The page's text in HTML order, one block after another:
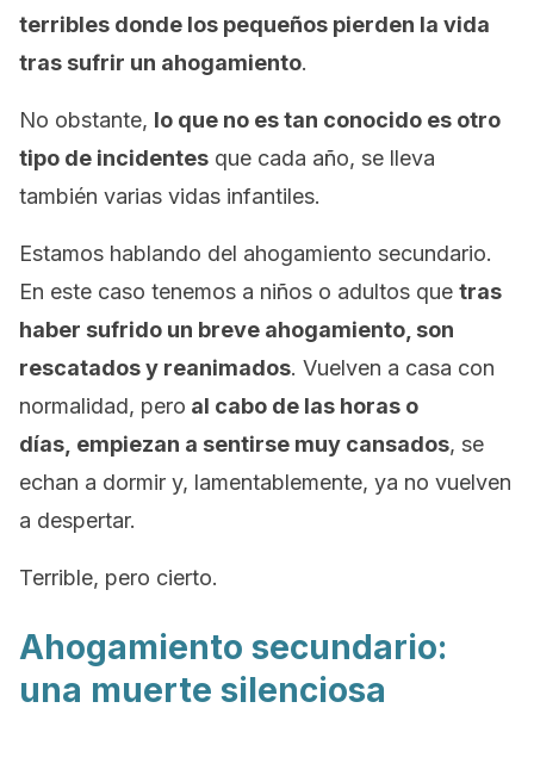
terribles donde los pequeños pierden la vida
tras sufrir un ahogamiento.
No obstante, lo que no es tan conocido es otro
tipo de incidentes que cada año, se lleva
también varias vidas infantiles.
Estamos hablando del ahogamiento secundario.
En este caso tenemos a niños o adultos que tras
haber sufrido un breve ahogamiento, son
rescatados y reanimados. Vuelven a casa con
normalidad, pero al cabo de las horas o
días, empiezan a sentirse muy cansados, se
echan a dormir y, lamentablemente, ya no vuelven
a despertar.
Terrible, pero cierto.
Ahogamiento secundario:
una muerte silenciosa